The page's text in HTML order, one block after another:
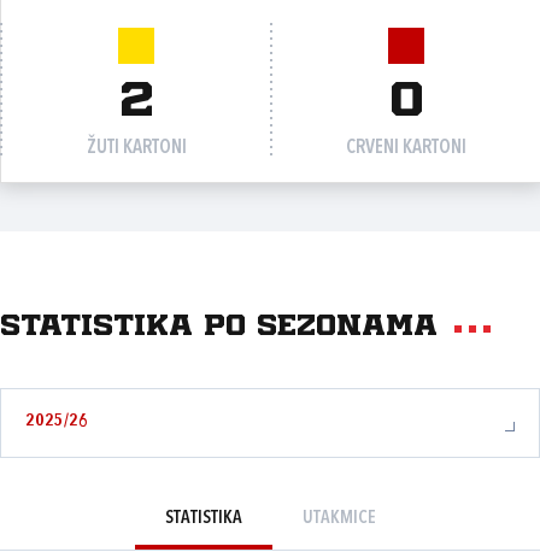
2
ŽUTI KARTONI
0
CRVENI KARTONI
Statistika po sezonama
2025/26
STATISTIKA UTAKMICE